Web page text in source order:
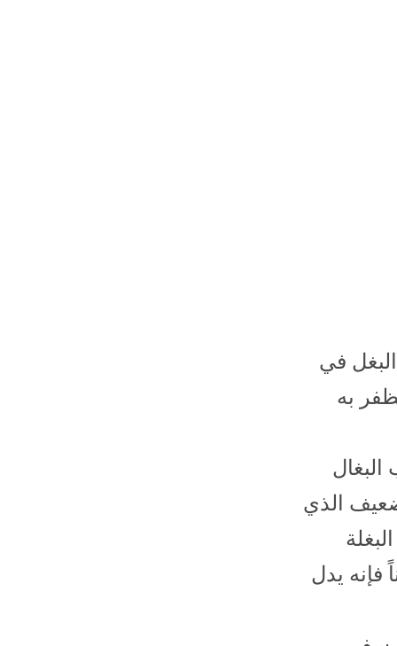
في
به
الذي
فإنه يدل